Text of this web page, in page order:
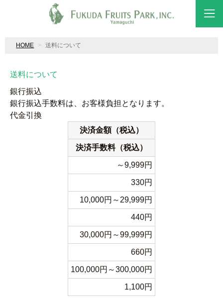
HOME 送料について
送料について
銀行振込
銀行振込手数料は、お客様負担となります。
代金引換
決済金額（税込）
決済手数料（税込）
～9,999円
330円
10,000円～29,999円
440円
30,000円～99,999円
660円
100,000円～300,000円
1,100円